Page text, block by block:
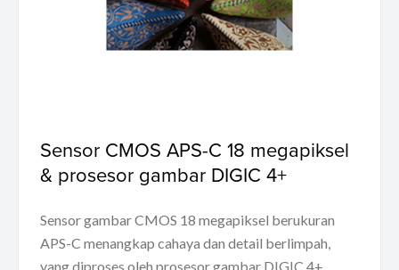
Sensor CMOS APS-C 18 megapiksel
& prosesor gambar DIGIC 4+
Sensor gambar CMOS 18 megapiksel berukuran
APS-C menangkap cahaya dan detail berlimpah,
yang diproses oleh prosesor gambar DIGIC 4+